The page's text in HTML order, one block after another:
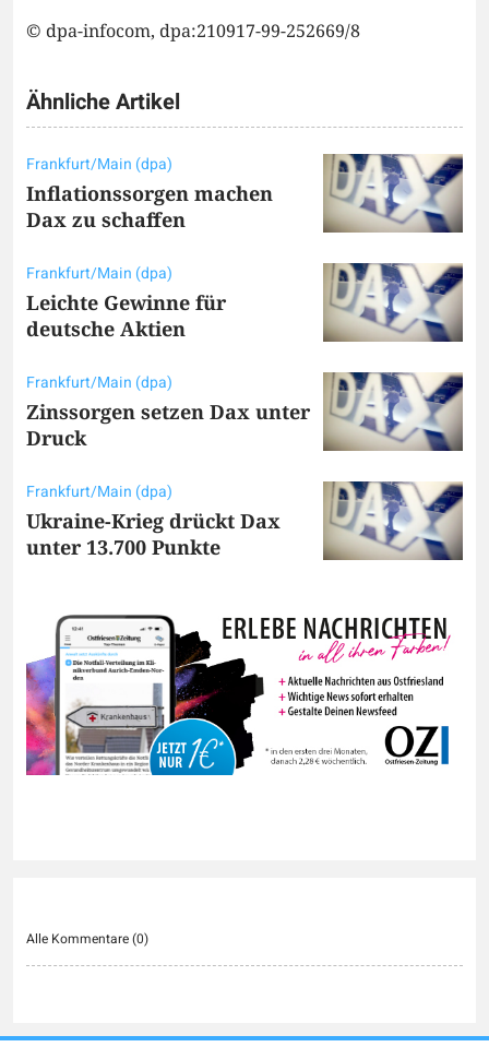
© dpa-infocom, dpa:210917-99-252669/8
Ähnliche Artikel
Frankfurt/Main (dpa)
Inflationssorgen machen
Dax zu schaffen
Frankfurt/Main (dpa)
Leichte Gewinne für
deutsche Aktien
Frankfurt/Main (dpa)
Zinssorgen setzen Dax unter
Druck
Frankfurt/Main (dpa)
Ukraine-Krieg drückt Dax
unter 13.700 Punkte
Alle Kommentare (0)